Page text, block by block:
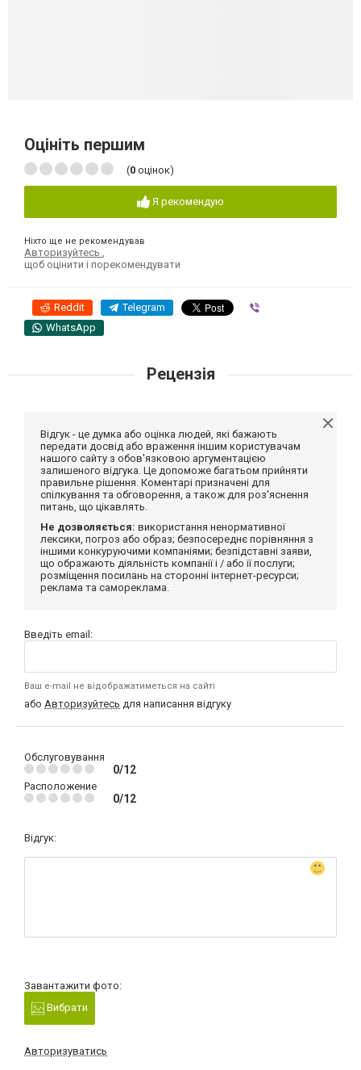
Оцініть першим
(0 оцінок)
Я рекомендую
Ніхто ще не рекомендував
Авторизуйтесь ,
щоб оцінити і порекомендувати
Reddit Telegram
WhatsApp
Рецензія
Відгук - це думка або оцінка людей, які бажають
передати досвід або враження іншим користувачам
нашого сайту з обов'язковою аргументацією
залишеного відгука. Це допоможе багатьом прийняти
правильне рішення. Коментарі призначені для
спілкування та обговорення, а також для роз'яснення
питань, що цікавлять.
Не дозволяється: використання ненормативної
лексики, погроз або образ; безпосереднє порівняння з
іншими конкуруючими компаніями; безпідставні заяви,
що ображають діяльність компанії і / або її послуги;
розміщення посилань на сторонні інтернет-ресурси;
реклама та самореклама.
Введіть email:
Ваш e-mail не відображатиметься на сайті
або Авторизуйтесь для написання відгуку
Обслуговування
0/12
Расположение
0/12
Відгук:
Завантажити фото:
Вибрати
Авторизуватись